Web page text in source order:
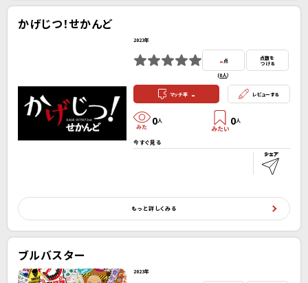
かげじつ！せかんど
2023年
- 点
(0人）
点数を
つける
マッチ率 - レビューする
0人 0人
今すぐ見る
もっと詳しくみる
ブルバスター
2023年